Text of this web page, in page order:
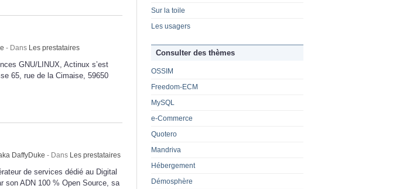
- Dans Les prestataires
GNU/LINUX, Actinux s’est
65, rue de la Cimaise, 59650
DaffyDuke - Dans Les prestataires
de services dédié au Digital
son ADN 100 % Open Source, sa
Sur la toile
Les usagers
Consulter des thèmes
OSSIM
Freedom-ECM
MySQL
e-Commerce
Quotero
Mandriva
Hébergement
Démosphère